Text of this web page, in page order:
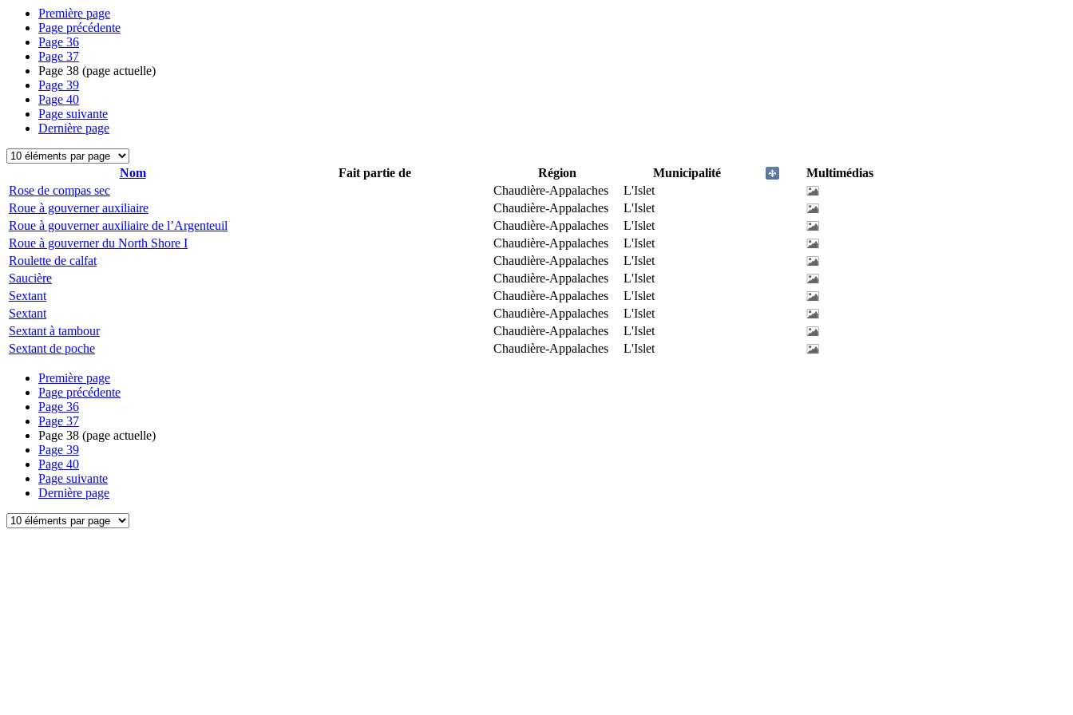
Première page
Page précédente
Page 36
Page 37
Page 38 (page actuelle)
Page 39
Page 40
Page suivante
Dernière page
Nom Fait partie de Région Municipalité
Multimédias
Rose de compas sec
Chaudière-Appalaches
L'Islet
Roue à gouverner auxiliaire
Chaudière-Appalaches
L'Islet
Roue à gouverner auxiliaire de l’Argenteuil
Chaudière-Appalaches
L'Islet
Roue à gouverner du North Shore I
Chaudière-Appalaches
L'Islet
Roulette de calfat
Chaudière-Appalaches
L'Islet
Saucière
Chaudière-Appalaches
L'Islet
Sextant
Chaudière-Appalaches
L'Islet
Sextant
Chaudière-Appalaches
L'Islet
Sextant à tambour
Chaudière-Appalaches
L'Islet
Sextant de poche
Chaudière-Appalaches L'Islet
Première page
Page précédente
Page 36
Page 37
Page 38 (page actuelle)
Page 39
Page 40
Page suivante
Dernière page